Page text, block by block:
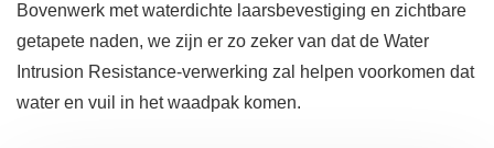
Bovenwerk met waterdichte laarsbevestiging en zichtbare
getapete naden, we zijn er zo zeker van dat de Water
Intrusion Resistance-verwerking zal helpen voorkomen dat
water en vuil in het waadpak komen.